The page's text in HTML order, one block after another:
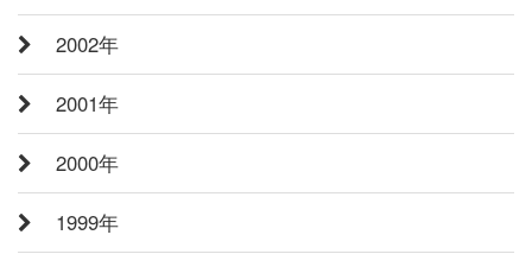
2002年
2001年
2000年
1999年